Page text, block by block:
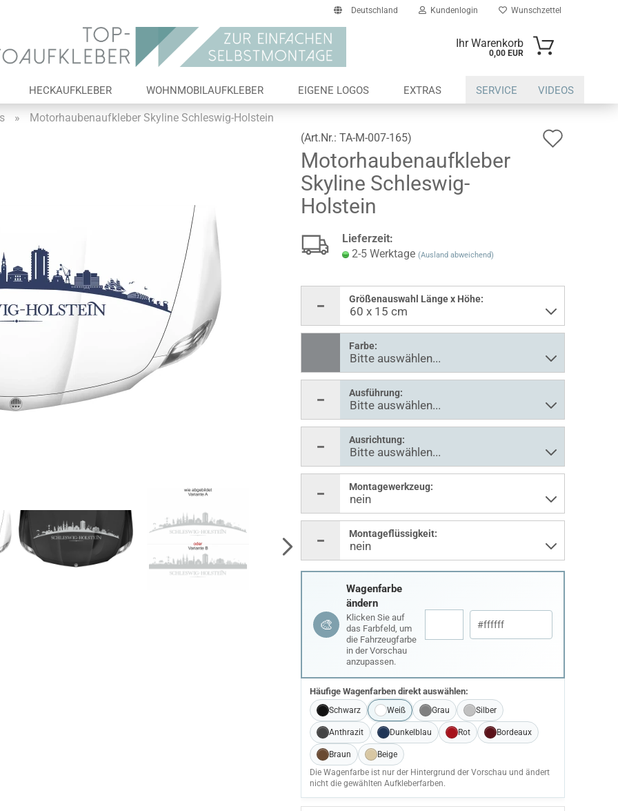
Deutschland
Lieferland
Kundenlogin
Konto erstellen
Passwort vergessen?
Wunschzettel
Ihr Warenkorb
0,00 EUR
HECKAUFKLEBER WOHNMOBILAUFKLEBER EIGENE LOGOS EXTRAS SERVICE VIDEOS
»
Motorhaubenaufkleber Skyline Schleswig-Holstein
(Art.Nr.: TA-M-007-165)
Motorhaubenaufkleber
Skyline Schleswig-
Holstein
Lieferzeit:
2-5 Werktage (Ausland abweichend)
Größenauswahl Länge x Höhe:
Farbe:
Ausführung:
Ausrichtung:
Montagewerkzeug:
Montageflüssigkeit:
🎨
Wagenfarbe
ändern
Klicken Sie auf
das Farbfeld, um
die Fahrzeugfarbe
in der Vorschau
anzupassen.
Häufige Wagenfarben direkt auswählen:
Schwarz Weiß Grau Silber
Anthrazit Dunkelblau Rot Bordeaux
Braun
Beige
Die Wagenfarbe ist nur der Hintergrund der Vorschau und ändert
nicht die gewählten Aufkleberfarben.